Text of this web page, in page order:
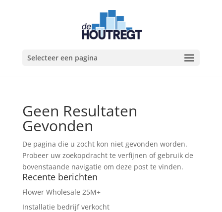
Selecteer een pagina
Geen Resultaten
Gevonden
De pagina die u zocht kon niet gevonden worden.
Probeer uw zoekopdracht te verfijnen of gebruik de
bovenstaande navigatie om deze post te vinden.
Recente berichten
Flower Wholesale 25M+
Installatie bedrijf verkocht